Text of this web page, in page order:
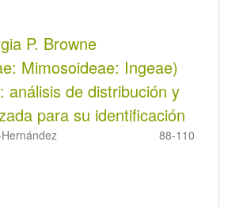
P. Browne
Mimosoideae: Ingeae)
análisis de distribución y
para su identificación
88-110